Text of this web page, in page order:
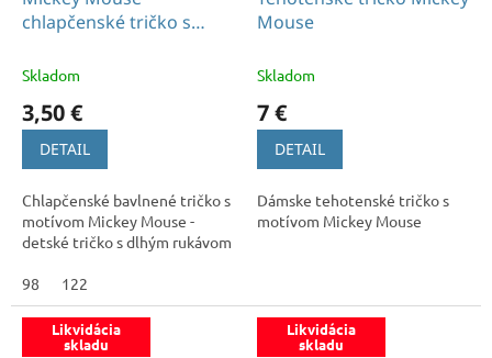
chlapčenské tričko s
Skladom
3,50 €
DETAIL
Chlapčenské bavlnené tričko s
motívom Mickey Mouse -
detské tričko s dlhým rukávom
98 122
Mouse
Skladom
7 €
DETAIL
Dámske tehotenské tričko s
motívom Mickey Mouse
Likvidácia
skladu
Likvidácia
skladu